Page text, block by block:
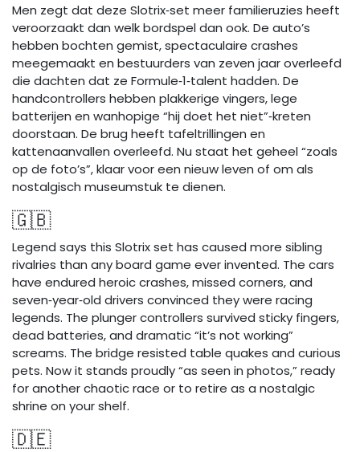
Men zegt dat deze Slotrix‑set meer familieruzies heeft
veroorzaakt dan welk bordspel dan ook. De auto’s
hebben bochten gemist, spectaculaire crashes
meegemaakt en bestuurders van zeven jaar overleefd
die dachten dat ze Formule‑1‑talent hadden. De
handcontrollers hebben plakkerige vingers, lege
batterijen en wanhopige “hij doet het niet”‑kreten
doorstaan. De brug heeft tafeltrillingen en
kattenaanvallen overleefd. Nu staat het geheel “zoals
op de foto’s”, klaar voor een nieuw leven of om als
nostalgisch museumstuk te dienen.
🇬🇧
Legend says this Slotrix set has caused more sibling
rivalries than any board game ever invented. The cars
have endured heroic crashes, missed corners, and
seven‑year‑old drivers convinced they were racing
legends. The plunger controllers survived sticky fingers,
dead batteries, and dramatic “it’s not working”
screams. The bridge resisted table quakes and curious
pets. Now it stands proudly “as seen in photos,” ready
for another chaotic race or to retire as a nostalgic
shrine on your shelf.
🇩🇪